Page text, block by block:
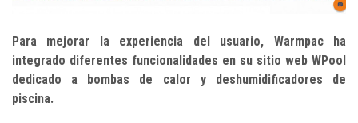
Para mejorar la experiencia del usuario, Warmpac ha
integrado diferentes funcionalidades en su sitio web WPool
dedicado a bombas de calor y deshumidificadores de
piscina.